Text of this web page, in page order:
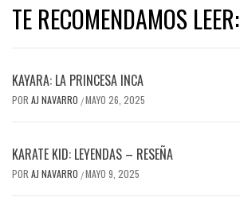
TE RECOMENDAMOS LEER:
KAYARA: LA PRINCESA INCA
POR AJ NAVARRO /MAYO 26, 2025
KARATE KID: LEYENDAS – RESEÑA
POR AJ NAVARRO /MAYO 9, 2025